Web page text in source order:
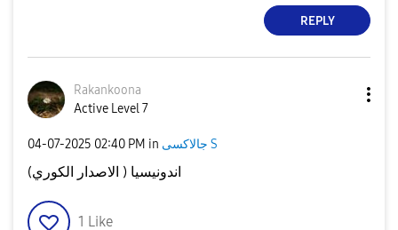
REPLY
Rakankoona
Active Level 7
‎04-07-2025 02:40 PM in جالاكسى S
اندونيسيا ( الاصدار الكوري)
1 Like